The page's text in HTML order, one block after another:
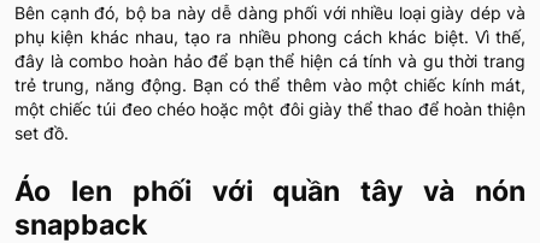
Bên cạnh đó, bộ ba này dễ dàng phối với nhiều loại giày dép và
phụ kiện khác nhau, tạo ra nhiều phong cách khác biệt. Vì thế,
đây là combo hoàn hảo để bạn thể hiện cá tính và gu thời trang
trẻ trung, năng động. Bạn có thể thêm vào một chiếc kính mát,
một chiếc túi đeo chéo hoặc một đôi giày thể thao để hoàn thiện
set đồ.
Áo len phối với quần tây và nón
snapback